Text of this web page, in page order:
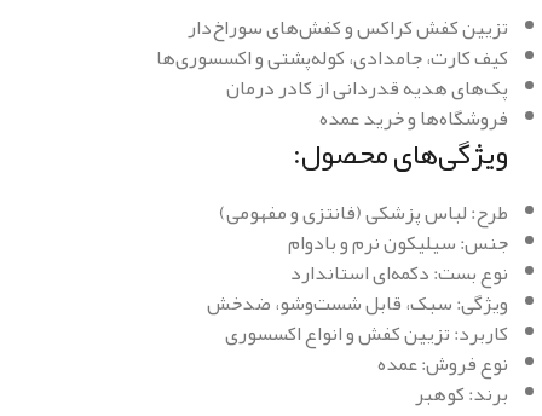
تزیین کفش کراکس و کفش‌های سوراخ‌دار
کیف کارت، جامدادی، کوله‌پشتی و اکسسوری‌ها
پک‌های هدیه قدردانی از کادر درمان
فروشگاه‌ها و خرید عمده
ویژگی‌های محصول:
طرح: لباس پزشکی (فانتزی و مفهومی)
جنس: سیلیکون نرم و بادوام
نوع بست: دکمه‌ای استاندارد
ویژگی: سبک، قابل شست‌وشو، ضدخش
کاربرد: تزیین کفش و انواع اکسسوری
نوع فروش: عمده
برند: کوهبر